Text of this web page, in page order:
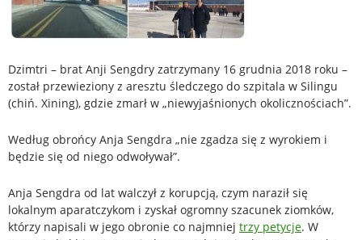
Dzimtri – brat Anji Sengdry zatrzymany 16 grudnia 2018 roku –
został przewieziony z aresztu śledczego do szpitala w Silingu
(chiń. Xining), gdzie zmarł w „niewyjaśnionych okolicznościach”.
Według obrońcy Anja Sengdra „nie zgadza się z wyrokiem i
będzie się od niego odwoływał”.
Anja Sengdra od lat walczył z korupcją, czym naraził się
lokalnym aparatczykom i zyskał ogromny szacunek ziomków,
którzy napisali w jego obronie co najmniej trzy petycje. W